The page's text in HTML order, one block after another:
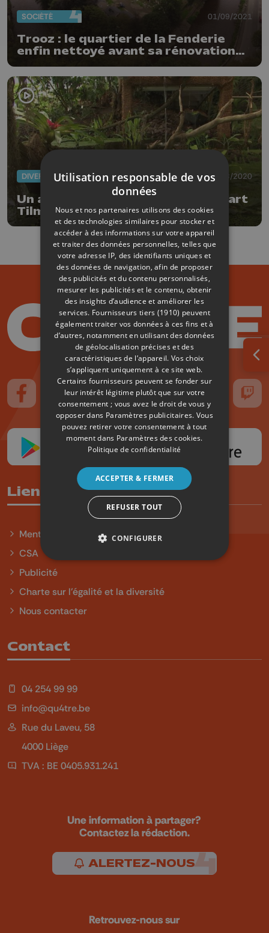
SOCIÉTÉ 01/09/2021
Trooz : le quartier de la Fenderie
enfin nettoyé avant sa rénovation
DIVERS 24/08/2020
Un air de forêt amazonienne au Sart
Tilman
Suivez-nous sur FaceBook
Suivez-nous sur Instagram
Suivez-nous sur TikTokSuivez-nous sur YouTube
Suivez-nous
Liens utiles
Mentions légales
CSA
Publicité
Charte sur l'égalité et la diversité
Nous contacter
Contact
04 254 99 99
info@qu4tre.be
Rue du Laveu, 58
4000 Liège
TVA : BE 0405.931.241
Une information à partager?
Contactez la rédaction.
ALERTEZ-NOUS
Retrouvez-nous sur
Utilisation responsable de vos
données
Nous et nos partenaires utilisons des cookies
et des technologies similaires pour stocker et
accéder à des informations sur votre appareil
et traiter des données personnelles, telles que
votre adresse IP, des identifiants uniques et
des données de navigation, afin de proposer
des publicités et du contenu personnalisés,
mesurer les publicités et le contenu, obtenir
des insights d’audience et améliorer les
services. Fournisseurs tiers (1910) peuvent
également traiter vos données à ces fins et à
d’autres, notamment en utilisant des données
de géolocalisation précises et des
caractéristiques de l’appareil. Vos choix
s’appliquent uniquement à ce site web.
Certains fournisseurs peuvent se fonder sur
leur intérêt légitime plutôt que sur votre
consentement ; vous avez le droit de vous y
opposer dans Paramètres publicitaires. Vous
pouvez retirer votre consentement à tout
moment dans Paramètres des cookies.
Politique de confidentialité
ACCEPTER & FERMER
REFUSER TOUT
CONFIGURER